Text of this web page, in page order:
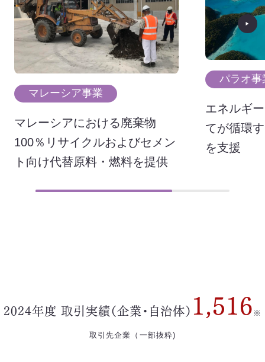
マレーシア事業
マレーシアにおける廃棄物
100％リサイクルおよびセメン
ト向け代替原料・燃料を提供
パラオ事
エネルギ
てが循環
を支援
2024年度 取引実績（企業・自治体） 1,516 ※
取引先企業（一部抜粋)